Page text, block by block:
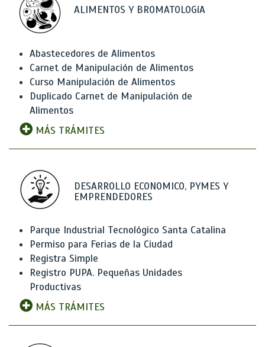
ALIMENTOS Y BROMATOLOGíA
Abastecedores de Alimentos
Carnet de Manipulación de Alimentos
Curso Manipulación de Alimentos
Duplicado Carnet de Manipulación de
Alimentos
MÁS TRÁMITES
DESARROLLO ECONOMICO, PYMES Y
EMPRENDEDORES
Parque Industrial Tecnológico Santa Catalina
Permiso para Ferias de la Ciudad
Registra Simple
Registro PUPA. Pequeñas Unidades
Productivas
MÁS TRÁMITES